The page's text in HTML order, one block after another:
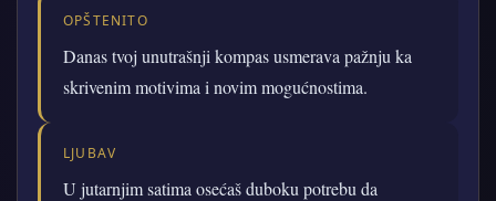
OPŠTENITO
Danas tvoj unutrašnji kompas usmerava pažnju ka
skrivenim motivima i novim mogućnostima.
LJUBAV
U jutarnjim satima osećaš duboku potrebu da